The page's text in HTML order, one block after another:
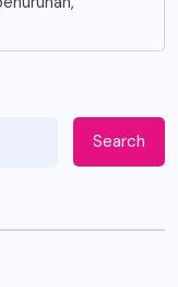
Search